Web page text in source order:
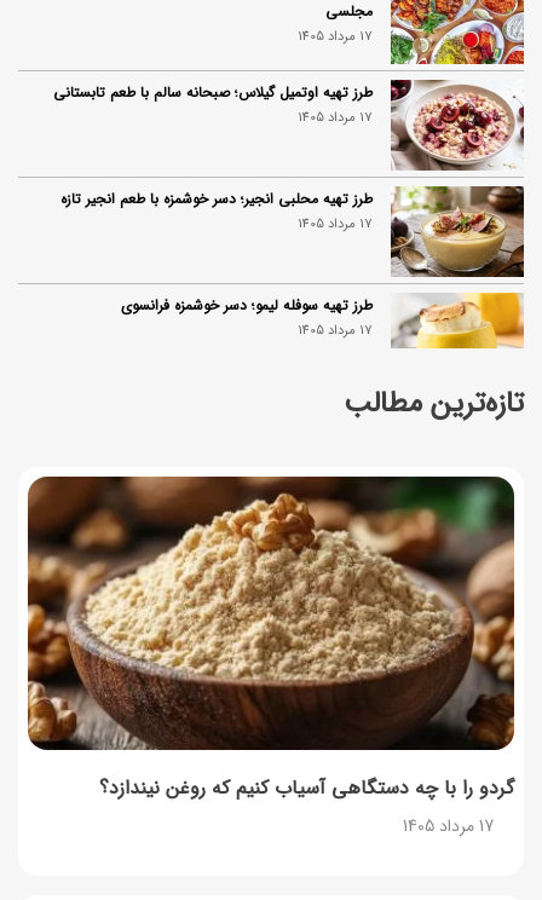
تازه‌ترین مطالب
گردو را با چه دستگاهی آسیاب کنیم که روغن نیندازد؟
17 مرداد 1405
مجلسی
17 مرداد 1405
طرز تهیه اوتمیل گیلاس؛ صبحانه سالم با طعم تابستانی
17 مرداد 1405
طرز تهیه محلبی انجیر؛ دسر خوشمزه با طعم انجیر تازه
17 مرداد 1405
طرز تهیه سوفله لیمو؛ دسر خوشمزه فرانسوی
17 مرداد 1405
چرا موجودی کالابرگ کم شده؟ (راهنمای پیگیری + رفع
ساخت فیلم سینمایی «Game of Thrones» رسماً تأیید شد
17 مرداد 1405
آموزش گام به گام برنامه شمیم کالابرگ
17 مرداد 1405
لیست شهرهای فعال اُکالا
17 مرداد 1405